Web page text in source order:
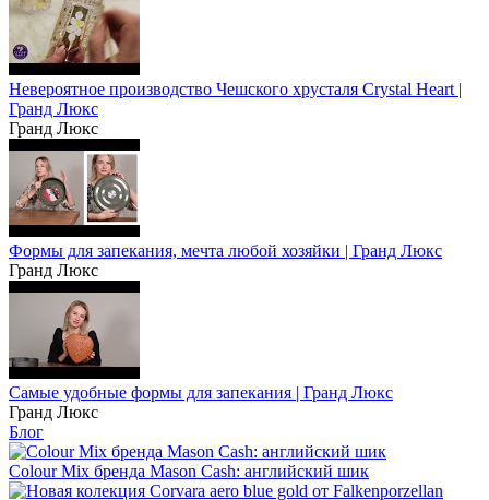
Невероятное производство Чешского хрусталя Crystal Heart |
Гранд Люкс
Гранд Люкс
Формы для запекания, мечта любой хозяйки | Гранд Люкс
Гранд Люкс
Самые удобные формы для запекания | Гранд Люкс
Гранд Люкс
Блог
Colour Mix бренда Mason Cash: английский шик